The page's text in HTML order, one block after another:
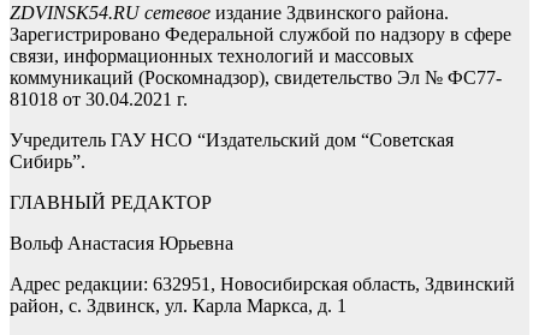
ZDVINSK54.RU сетевое издание Здвинского района.
Зарегистрировано Федеральной службой по надзору в сфере
связи, информационных технологий и массовых
коммуникаций (Роскомнадзор), свидетельство Эл № ФС77-
81018 от 30.04.2021 г.
Учредитель ГАУ НСО “Издательский дом “Советская
Сибирь”.
ГЛАВНЫЙ РЕДАКТОР
Вольф Анастасия Юрьевна
Адрес редакции: 632951, Новосибирская область, Здвинский
район, с. Здвинск, ул. Карла Маркса, д. 1